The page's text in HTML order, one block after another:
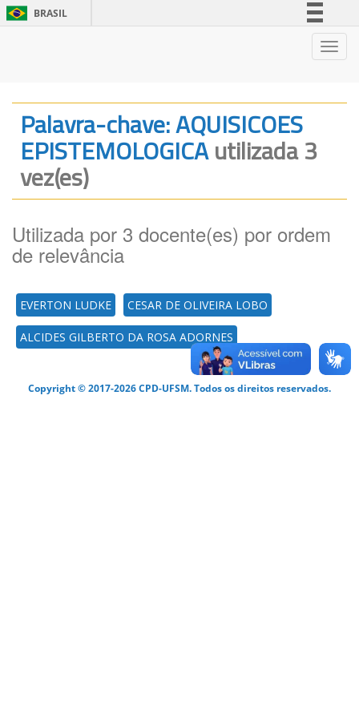
BRASIL
Legislação
Canais
Palavra-chave: AQUISICOES
EPISTEMOLOGICAutilizada 3
vez(es)
Utilizada por 3 docente(es) por ordem
de relevância
EVERTON LUDKE CESAR DE OLIVEIRA LOBO
ALCIDES GILBERTO DA ROSA ADORNES
Copyright © 2017-2026 CPD-UFSM. Todos os direitos reservados.